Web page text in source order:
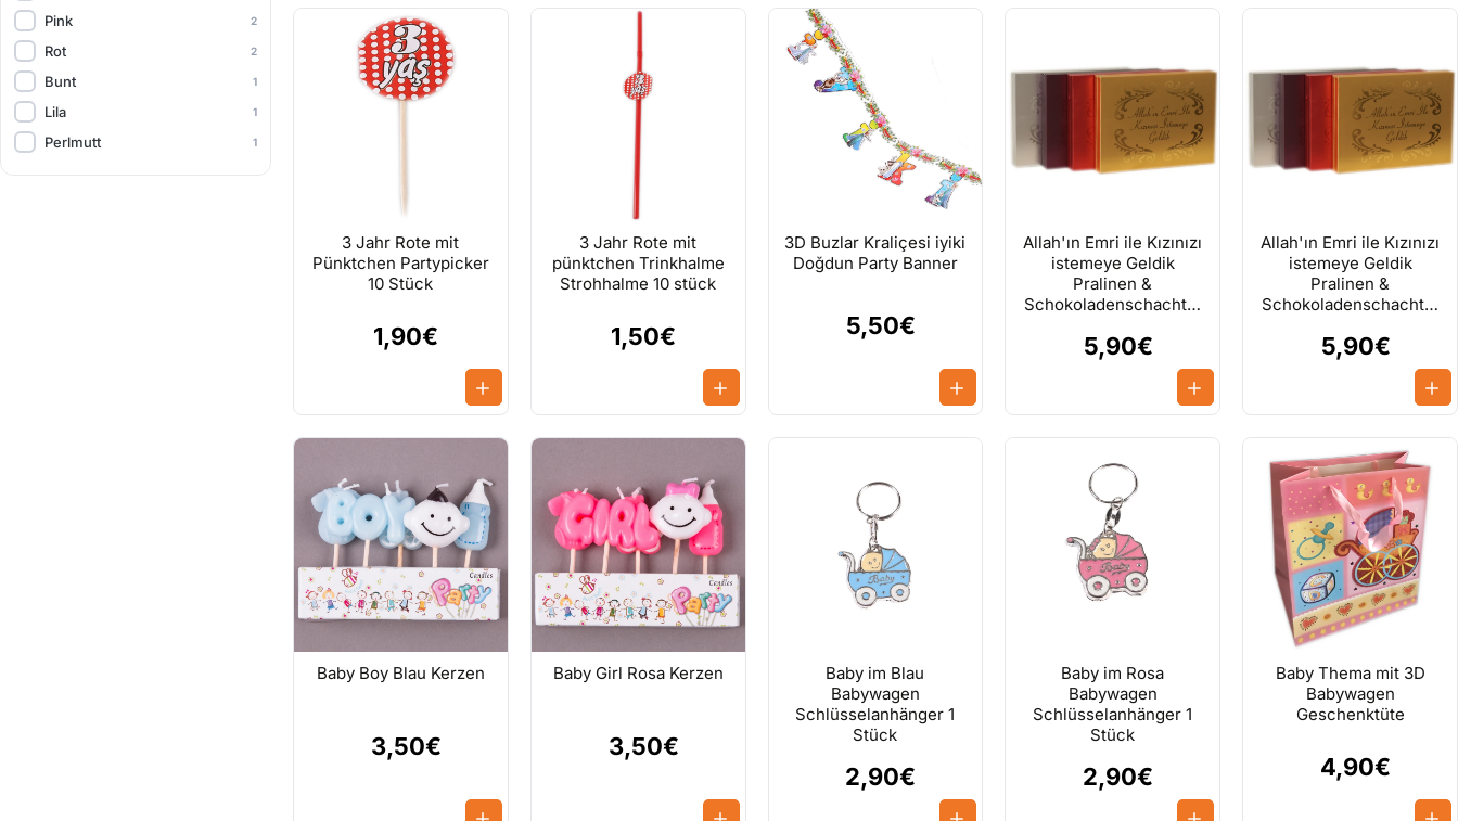
Pink 2
Rot 2
Bunt 1
Lila 1
Perlmutt 1
3 Jahr Rote mit
Pünktchen Partypicker
10 Stück
1,90€
3 Jahr Rote mit
pünktchen Trinkhalme
Strohhalme 10 stück
1,50€
3D Buzlar Kraliçesi iyiki
Doğdun Party Banner
5,50€
Allah'ın Emri ile Kızınızı
istemeye Geldik
Pralinen &
Schokoladenschachtel
5,90€
Allah'ın Emri ile Kızınızı
istemeye Geldik
Pralinen &
Schokoladenschachtel
5,90€
Baby Boy Blau Kerzen
3,50€
Baby Girl Rosa Kerzen
3,50€
Baby im Blau
Babywagen
Schlüsselanhänger 1
Stück
2,90€
Baby im Rosa
Babywagen
Schlüsselanhänger 1
Stück
2,90€
Baby Thema mit 3D
Babywagen
Geschenktüte
4,90€